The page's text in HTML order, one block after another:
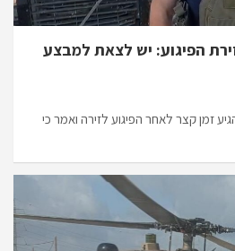
הפיגוע: יש לצאת למבצע
זמן קצר לאחר הפיגוע לזירה ואמר כי